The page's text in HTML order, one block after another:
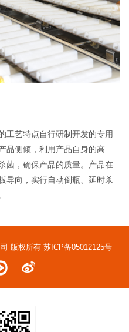
工艺特点自行研制开发的专用
品侧倾，利用产品自身的高
菌，确保产品的质量。产品在
导向，实行自动倒瓶、延时杀
版权所有 苏ICP备05012125号